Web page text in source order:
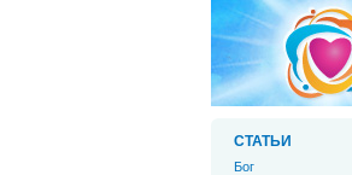
СТАТЬИ
Бог